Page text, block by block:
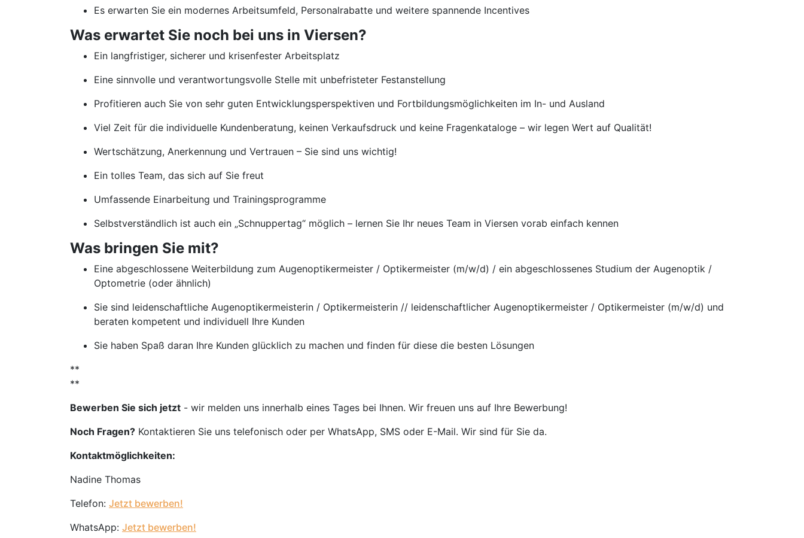
Es erwarten Sie ein modernes Arbeitsumfeld, Personalrabatte und weitere spannende Incentives
Was erwartet Sie noch bei uns in Viersen?
Ein langfristiger, sicherer und krisenfester Arbeitsplatz
Eine sinnvolle und verantwortungsvolle Stelle mit unbefristeter Festanstellung
Profitieren auch Sie von sehr guten Entwicklungsperspektiven und Fortbildungsmöglichkeiten im In- und Ausland
Viel Zeit für die individuelle Kundenberatung, keinen Verkaufsdruck und keine Fragenkataloge – wir legen Wert auf Qualität!
Wertschätzung, Anerkennung und Vertrauen – Sie sind uns wichtig!
Ein tolles Team, das sich auf Sie freut
Umfassende Einarbeitung und Trainingsprogramme
Selbstverständlich ist auch ein „Schnuppertag“ möglich – lernen Sie Ihr neues Team in Viersen vorab einfach kennen
Was bringen Sie mit?
Eine abgeschlossene Weiterbildung zum Augenoptikermeister / Optikermeister (m/w/d) / ein abgeschlossenes Studium der Augenoptik /
Optometrie (oder ähnlich)
Sie sind leidenschaftliche Augenoptikermeisterin / Optikermeisterin // leidenschaftlicher Augenoptikermeister / Optikermeister (m/w/d) und
beraten kompetent und individuell Ihre Kunden
Sie haben Spaß daran Ihre Kunden glücklich zu machen und finden für diese die besten Lösungen
**
**
Bewerben Sie sich jetzt - wir melden uns innerhalb eines Tages bei Ihnen. Wir freuen uns auf Ihre Bewerbung!
Noch Fragen? Kontaktieren Sie uns telefonisch oder per WhatsApp, SMS oder E-Mail. Wir sind für Sie da.
Kontaktmöglichkeiten:
Nadine Thomas
Telefon: Jetzt bewerben!
WhatsApp: Jetzt bewerben!